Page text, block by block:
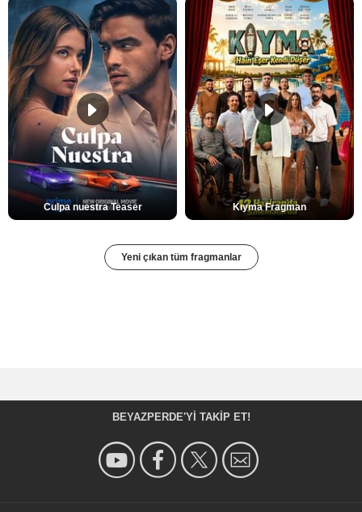
Culpa nuestra Teaser Kıyma Fragman
Yeni çıkan tüm fragmanlar
BEYAZPERDE'YI TAKIP ET!